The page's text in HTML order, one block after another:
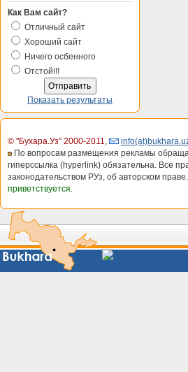
Как Вам сайт?
Отличный сайт
Хороший сайт
Ничего осбенного
Отстой!!!
Показать результаты
© "Бухара.Уз" 2000-2011,
По вопросам размещения рекламы
гиперссылка (hyperlink) обязательна. Все
законодательством РУз, об авторском праве.
приветствуется.